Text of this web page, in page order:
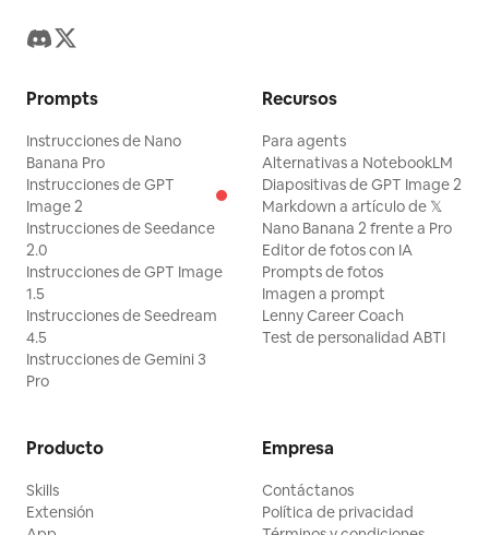
Prompts
Instrucciones de Nano
Banana Pro
Instrucciones de GPT
Image 2
Instrucciones de Seedance
2.0
Instrucciones de GPT Image
1.5
Instrucciones de Seedream
4.5
Instrucciones de Gemini 3
Pro
Recursos
Para agents
Alternativas a NotebookLM
Diapositivas de GPT Image 2
Markdown a artículo de 𝕏
Nano Banana 2 frente a Pro
Editor de fotos con IA
Prompts de fotos
Imagen a prompt
Lenny Career Coach
Test de personalidad ABTI
Producto
Skills
Extensión
Empresa
Contáctanos
Política de privacidad